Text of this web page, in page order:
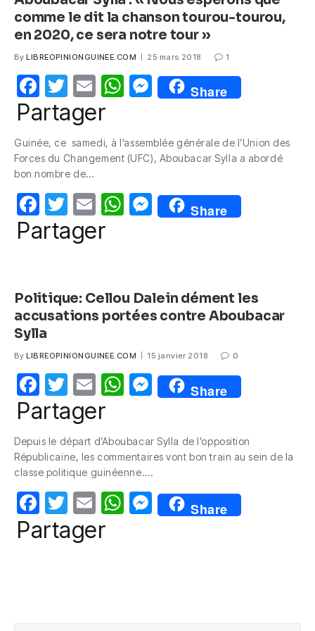
comme le dit la chanson tourou-tourou,
en 2020, ce sera notre tour »
By LIBREOPINIONGUINEE.COM 25 mars 2018 1
F
a
e
b
o
o
k
T
w
itt
er
E
m
W
s
p
p
M
e
e
g
er
Share
Partager
Guinée, ce samedi, à l’assemblée générale de l’Union des
Forces du Changement (UFC), Aboubacar Sylla a abordé
bon nombre de…
F
a
b
o
o
k
T
w
itt
E
m
W
A
p
M
e
n
g
Share
Partager
Politique: Cellou Dalein dément les
accusations portées contre Aboubacar
Sylla
By LIBREOPINIONGUINEE.COM 15 janvier 2018 0
F
a
e
b
o
o
k
T
w
itt
er
E
m
W
s
A
p
p
M
e
e
n
g
er
Share
Partager
Depuis le départ d’Aboubacar Sylla de l’opposition
Républicaine, les commentaires vont bon train au sein de la
classe politique guinéenne.…
F
a
T
w
itt
E
m
W M
e
Share
Partager